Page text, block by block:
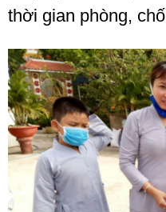
thời gian phòng,